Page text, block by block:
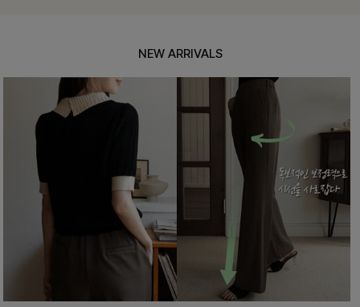
NEW ARRIVALS